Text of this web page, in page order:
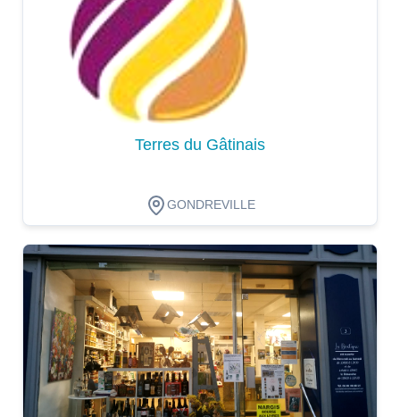
Terres du Gâtinais
GONDREVILLE
Dégustation